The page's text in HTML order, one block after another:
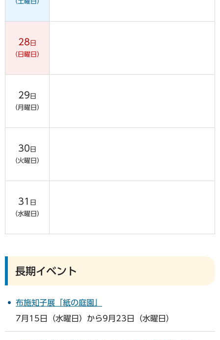
28 日
（日曜日）
29 日
（月曜日）
30 日
（火曜日）
31
日
（水曜日）
長期イベント
布施知子展「紙の庭園」
7月15日（水曜日）から9月23日（水曜日）